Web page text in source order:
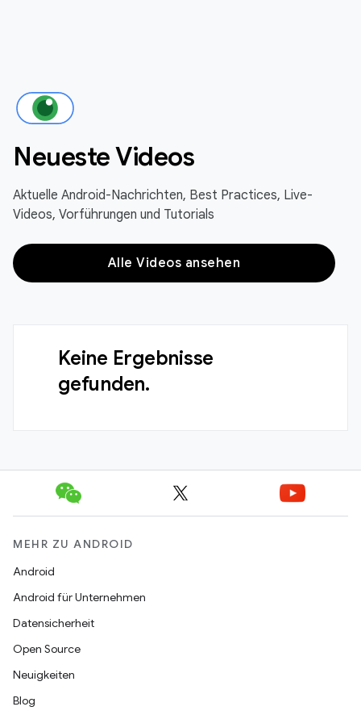
Neueste Videos
Aktuelle Android-Nachrichten, Best Practices, Live-
Videos, Vorführungen und Tutorials
Alle Videos ansehen
Keine Ergebnisse
gefunden.
MEHR ZU ANDROID
Android
Android für Unternehmen
Datensicherheit
Open Source
Neuigkeiten
Blog